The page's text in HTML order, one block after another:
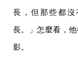
長，但那些都沒
長。」怎麼看，
影。